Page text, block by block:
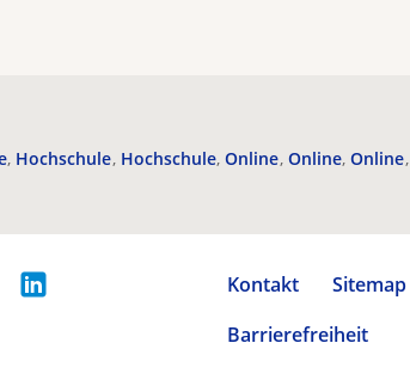
Hochschule Hochschule Online Online Online
Kontakt Sitemap
Barrierefreiheit